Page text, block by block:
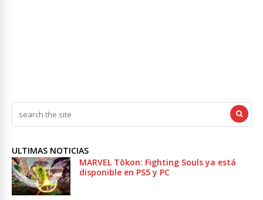
ULTIMAS NOTICIAS
MARVEL Tōkon: Fighting Souls ya está
disponible en PS5 y PC